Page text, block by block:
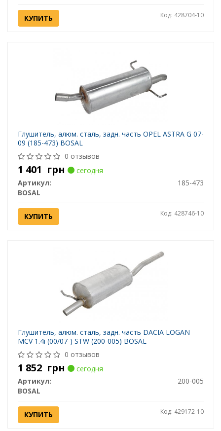
КУПИТЬ Код: 428704-10
Глушитель, алюм. cталь, задн. часть OPEL ASTRA G 07-
09 (185-473) BOSAL
0 отзывов
1 401 грн
сегодня
Артикул:
185-473
BOSAL
КУПИТЬ Код: 428746-10
Глушитель, алюм. cталь, задн. часть DACIA LOGAN
MCV 1.4i (00/07-) STW (200-005) BOSAL
0 отзывов
1 852 грн
сегодня
Артикул:
200-005
BOSAL
КУПИТЬ Код: 429172-10